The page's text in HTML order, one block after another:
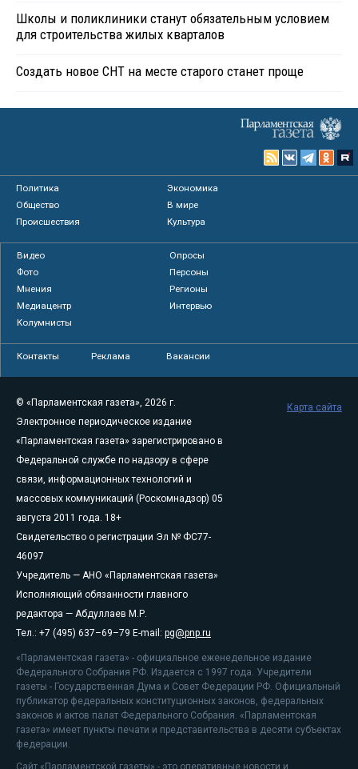
Школы и поликлиники станут обязательным условием
для строительства жилых кварталов
Создать новое СНТ на месте старого станет проще
Политика
Экономика
Общество
В мире
Происшествия
Культура
Видео
Опросы
Фото
Персоны
Мнения
Регионы
Медиацентр
Интервью
Колумнисты
Контакты Реклама Вакансии
© «Парламентская газета», 2026 г.
Электронное периодическое издание
«Парламентская газета» зарегистрировано в
Федеральной службе по надзору в сфере
связи, информационных технологий и
массовых коммуникаций (Роскомнадзор) 05
августа 2011 года. 18+
Свидетельство о регистрации Эл № ФС77-
46097
Учредитель — АНО «Парламентская газета»
Исполняющий обязанности главного
редактора — Абдуллаев М.Р.
Тел.: +7 (495) 637–69–79 E-mail: pg@pnp.ru
«Парламентская газета» - официальное еженедельное издание
Федерального Собрания РФ. Издается с 1997 года. Учредители
газеты - Государственная Дума и Совет Федерации РФ. Официальный
публикатор федеральных конституционных законов, федеральных
законов и актов палат Федерального Собрания. «Парламентская
газета» имеет пункты печати и представительства в десяти субъектах
федерации.
Карта сайта